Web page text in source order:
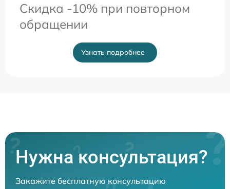
Скидка -10% при повторном
обращении
Узнать подробнее
Нужна консультация?
Закажите бесплатную консультацию